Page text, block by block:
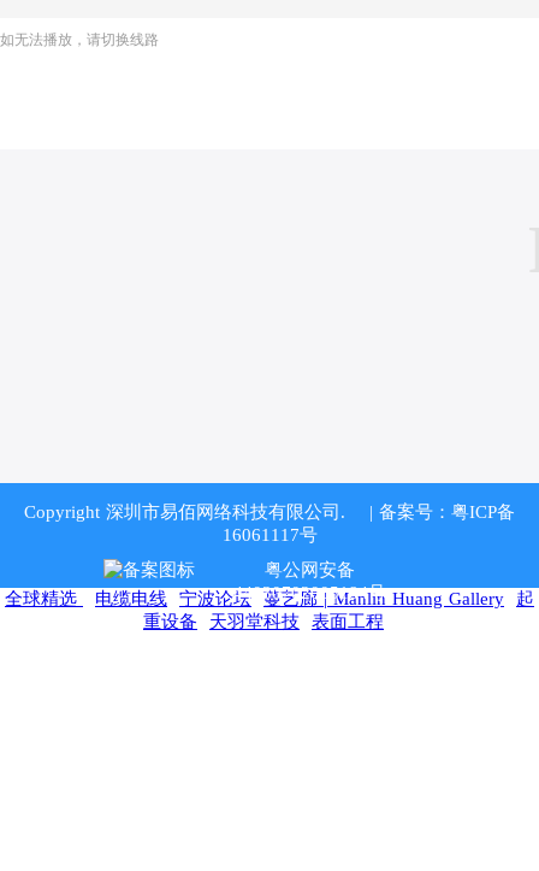
如无法播放，请切换线路
Copyright 深圳市易佰网络科技有限公司.
| 备案号：粤ICP备
16061117号
粤公网安备
44030702005184号
全球精选 电缆电线 宁波论坛 蔓艺廊 | Manlin Huang Gallery
起
重设备
天羽堂科技 表面工程